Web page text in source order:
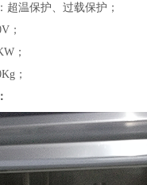
：超温保护、过载保护；
；
；
；